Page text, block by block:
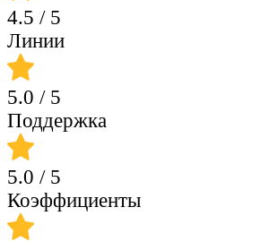
4.5 / 5
Линии
5.0 / 5
Поддержка
5.0 / 5
Коэффициенты